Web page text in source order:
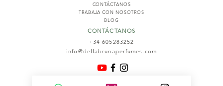
CONTÁCTANOS
TRABAJA CON NOSOTROS
BLOG
CONTÁCTANOS
+34 605283252
info@dellabrunaperfumes.com
Della Bruna Perfumes